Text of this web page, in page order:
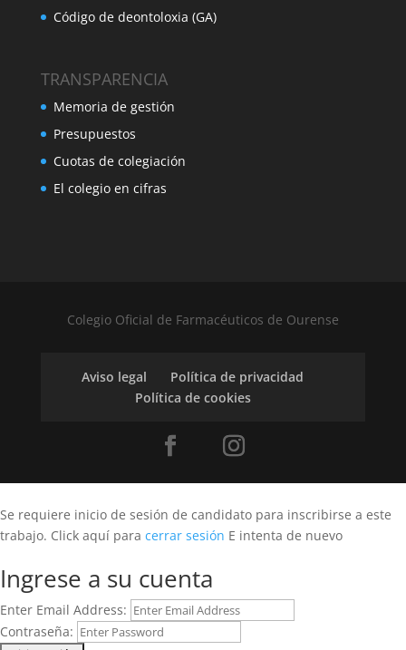
Código de deontoloxia (GA)
TRANSPARENCIA
Memoria de gestión
Presupuestos
Cuotas de colegiación
El colegio en cifras
Colegio Oficial de Farmacéuticos de Ourense
Aviso legal
Política de privacidad
Política de cookies
Se requiere inicio de sesión de candidato para inscribirse a este
trabajo. Click aquí para cerrar sesión E intenta de nuevo
Ingrese a su cuenta
Enter Email Address:
Contraseña: